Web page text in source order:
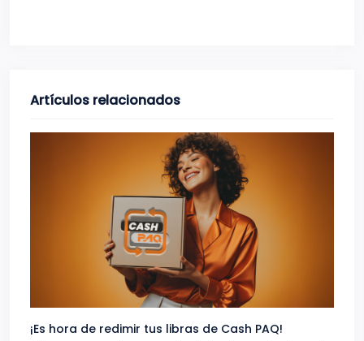
Artículos relacionados
¡Es hora de redimir tus libras de Cash PAQ!